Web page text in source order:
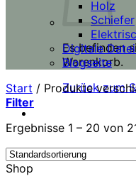
Es befinden
Warenkorb.
Zurück zum
Holz
Schiefer
Digitale
Blogseite
Start / Produkte
Filter
Ergebnisse 1 – 20 von
Shop